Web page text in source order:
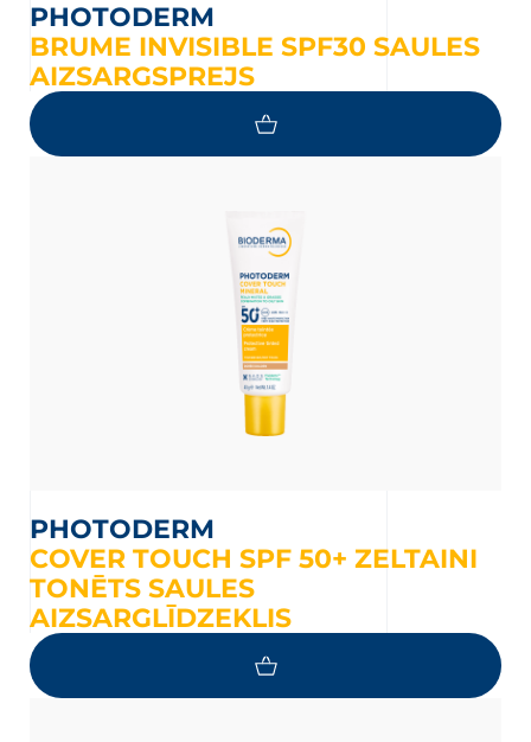
PHOTODERM
BRUME INVISIBLE SPF30 SAULES
AIZSARGSPREJS
PHOTODERM
COVER TOUCH SPF 50+ ZELTAINI
TONĒTS SAULES
AIZSARGLĪDZEKLIS